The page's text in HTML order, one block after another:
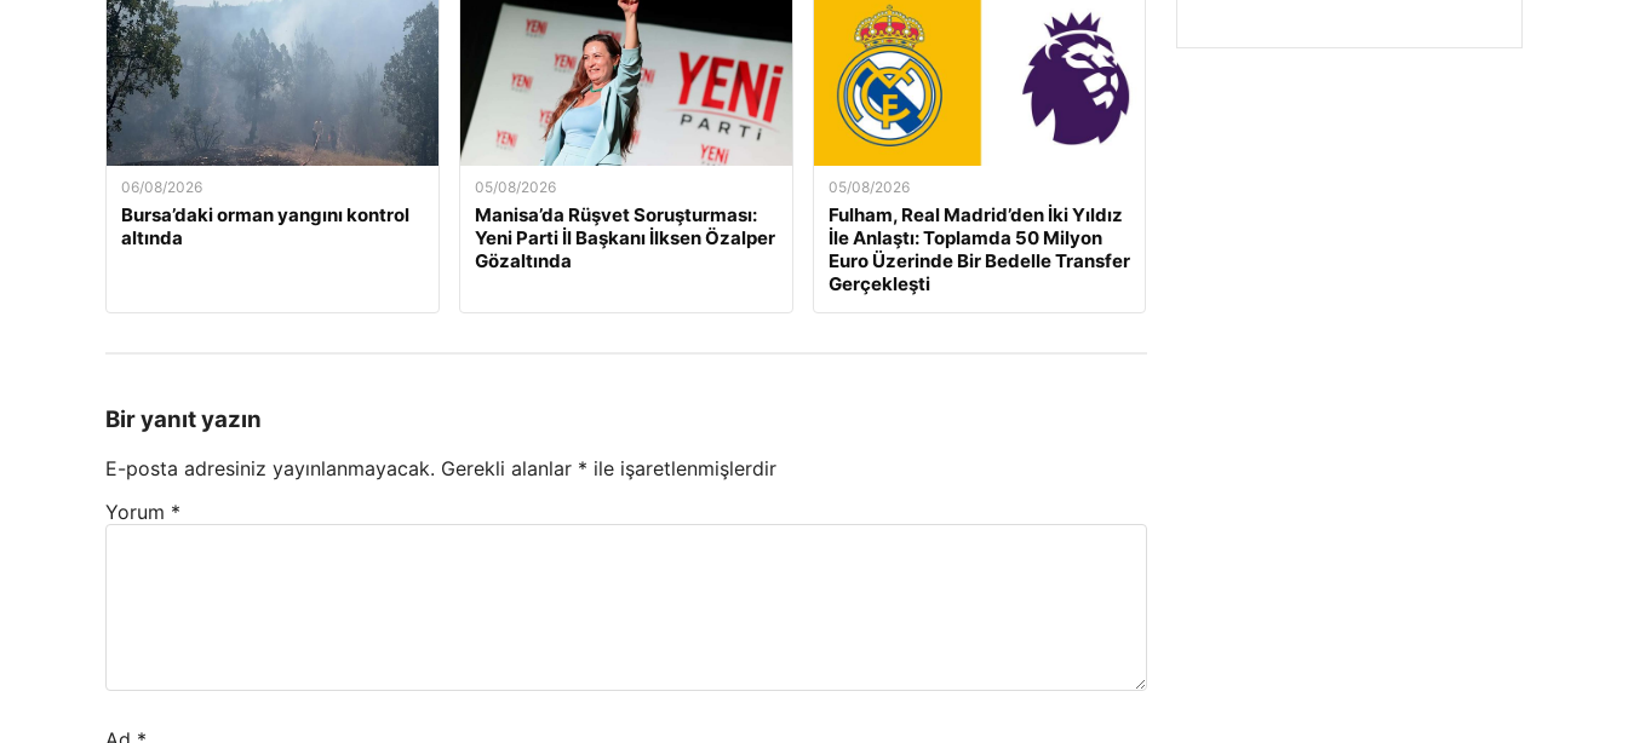
06/08/2026
Bursa’daki orman yangını kontrol
altında
05/08/2026
Manisa’da Rüşvet Soruşturması:
Yeni Parti İl Başkanı İlksen Özalper
Gözaltında
05/08/2026
Fulham, Real Madrid’den İki Yıldız
İle Anlaştı: Toplamda 50 Milyon
Euro Üzerinde Bir Bedelle Transfer
Gerçekleşti
Bir yanıt yazın
E-posta adresiniz yayınlanmayacak. Gerekli alanlar * ile işaretlenmişlerdir
Yorum *